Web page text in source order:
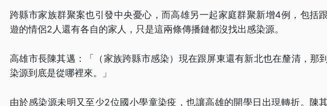
跨縣市家族群聚案也引發中央憂心，而高雄另一起家庭群聚新增4例，包括
遊的情侶2人還有各自的家人，只是這兩條傳播鏈都沒找出感染源。
高雄市長陳其邁：「（家族跨縣市感染）現在跟屏東還有新北也在釐清，那
染源到底是從哪裡來。」
由於感染源未明又至少2位國小學童染疫，也讓高雄的開學日出現轉折。陳